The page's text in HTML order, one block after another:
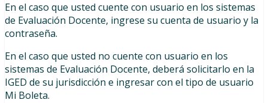
En el caso que usted cuente con usuario en los sistemas
de Evaluación Docente, ingrese su cuenta de usuario y la
contraseña.
En el caso que usted no cuente con usuario en los
sistemas de Evaluación Docente, deberá solicitarlo en la
IGED de su jurisdicción e ingresar con el tipo de usuario
Mi Boleta.